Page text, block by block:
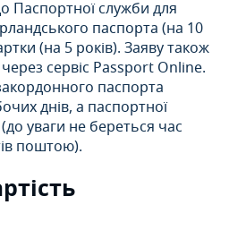
Паспортної служби для
паспорта (на 10
(на 5 років). Заяву також
сервіс Passport Online.
паспорта
днів, а паспортної
уваги не береться час
поштою).